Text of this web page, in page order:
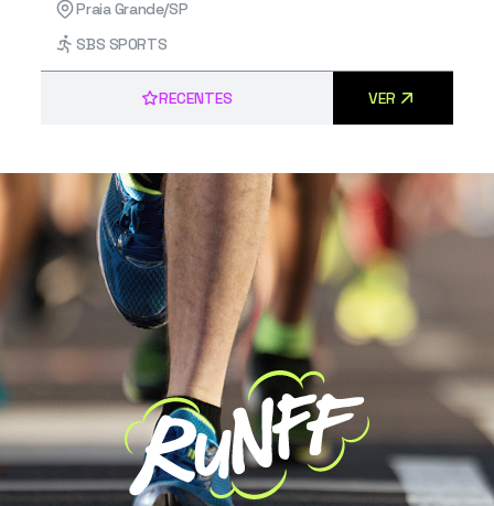
Praia Grande/SP
SBS SPORTS
RECENTES VER